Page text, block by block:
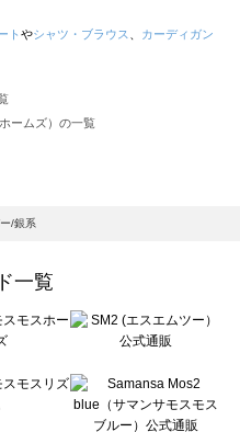
ト やシャツ・ブラウス
カーディガン
ームズ）の一覧
マンサモスモス）の一覧
ー）の一覧
覧
/銀系
一覧